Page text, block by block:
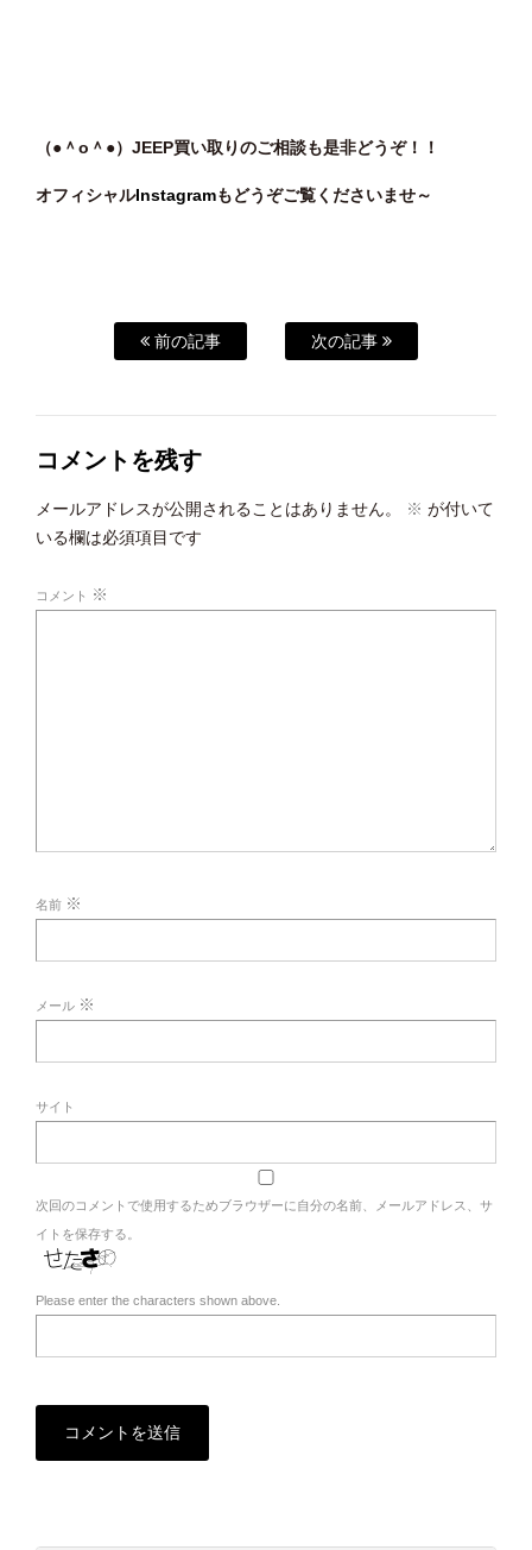
（●＾o ＾●）JEEP買い取りのご相談も是非どうぞ！！
オフィシャルInstagramもどうぞご覧くださいませ～
前の記事 次の記事
コメントを残す
メールアドレスが公開されることはありません。 ※ が付いて
いる欄は必須項目です
コメント ※
名前 ※
メール ※
サイト
次回のコメントで使用するためブラウザーに自分の名前、メールアドレス、サ
イトを保存する。
Please enter the characters shown above.